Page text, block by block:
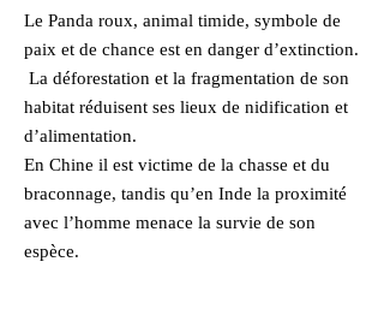
Le Panda roux, animal timide, symbole de
paix et de chance est en danger d’extinction.
La déforestation et la fragmentation de son
habitat réduisent ses lieux de nidification et
d’alimentation.
En Chine il est victime de la chasse et du
braconnage, tandis qu’en Inde la proximité
avec l’homme menace la survie de son
espèce.